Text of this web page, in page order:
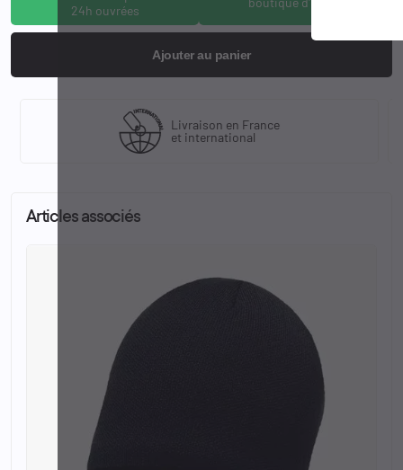
24h ouvrées
Ajouter au panier
Livraison en France
et international
Articles associés